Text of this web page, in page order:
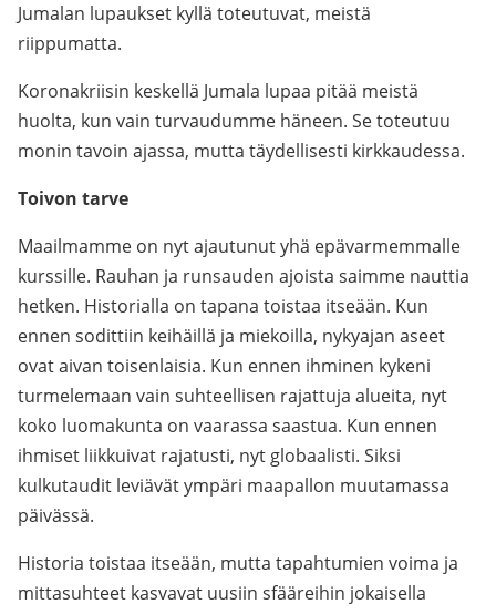
Jumalan lupaukset kyllä toteutuvat, meistä
riippumatta.
Koronakriisin keskellä Jumala lupaa pitää meistä
huolta, kun vain turvaudumme häneen. Se toteutuu
monin tavoin ajassa, mutta täydellisesti kirkkaudessa.
Toivon tarve
Maailmamme on nyt ajautunut yhä epävarmemmalle
kurssille. Rauhan ja runsauden ajoista saimme nauttia
hetken. Historialla on tapana toistaa itseään. Kun
ennen sodittiin keihäillä ja miekoilla, nykyajan aseet
ovat aivan toisenlaisia. Kun ennen ihminen kykeni
turmelemaan vain suhteellisen rajattuja alueita, nyt
koko luomakunta on vaarassa saastua. Kun ennen
ihmiset liikkuivat rajatusti, nyt globaalisti. Siksi
kulkutaudit leviävät ympäri maapallon muutamassa
päivässä.
Historia toistaa itseään, mutta tapahtumien voima ja
mittasuhteet kasvavat uusiin sfääreihin jokaisella